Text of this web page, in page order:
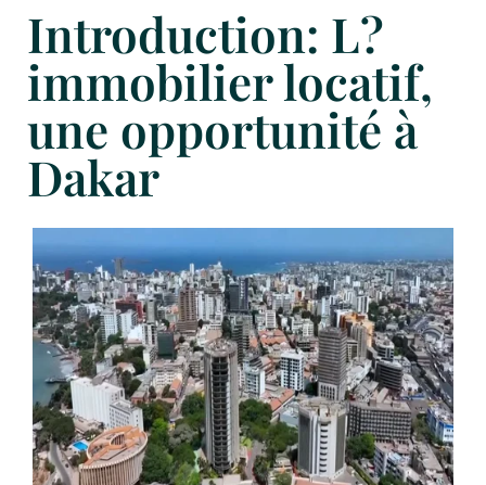
Introduction: L?
immobilier locatif,
une opportunité à
Dakar